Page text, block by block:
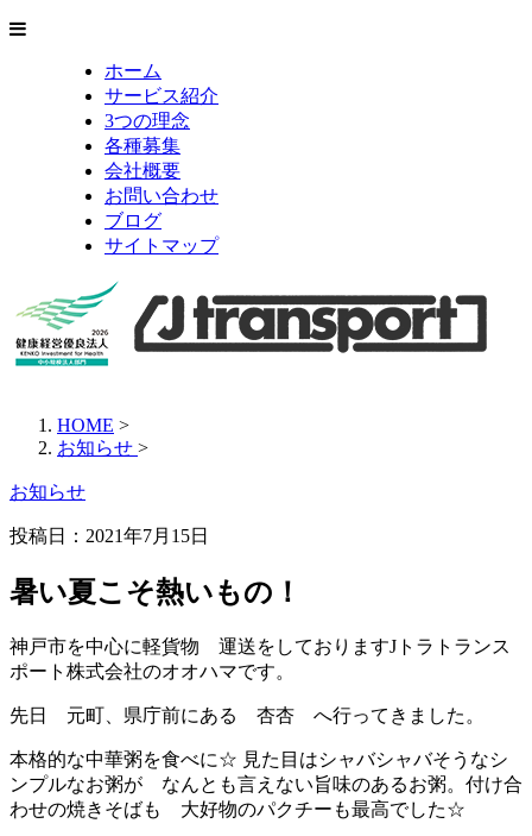
ホーム
サービス紹介
3つの理念
各種募集
会社概要
お問い合わせ
ブログ
サイトマップ
HOME >
お知らせ >
お知らせ
投稿日： 2021年7月15日
暑い夏こそ熱いもの！
神戸市を中心に軽貨物 運送をしておりますJトラトランス
ポート株式会社のオオハマです。
先日 元町、県庁前にある 杏杏 へ行ってきました。
本格的な中華粥を食べに☆ 見た目はシャバシャバそうなシ
ンプルなお粥が なんとも言えない旨味のあるお粥。付け合
わせの焼きそばも 大好物のパクチーも最高でした☆